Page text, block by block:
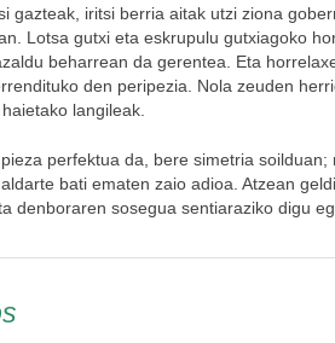
gazteak, iritsi berria aitak utzi ziona
Lotsa gutxi eta eskrupulu gutxiagoko
beharrean da gerentea. Eta
den peripezia. Nola zeuden
langileak.
perfektua da, bere simetria soilduan;
bati ematen zaio adioa. Atzean
denboraren sosegua sentiaraziko digu